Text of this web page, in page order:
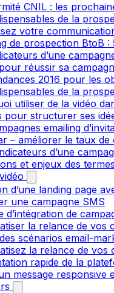
CNIL : les
de la
votre
de prospection BtoB
d’une
réussir sa
2016 pour les
de la
utiliser de la vidéo
pour structurer ses
emailing
– améliorer le taux
d’une
et enjeux des
d’une landing page
une campagne SMS
d’intégration de
la relance de vos
scénarios email-
la relance de vos
rapide de la
message responsive